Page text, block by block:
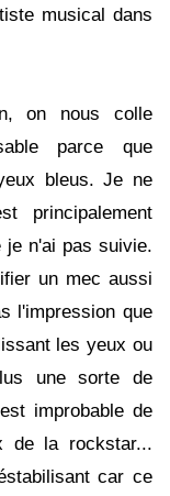
musical dans
on nous colle
parce que
bleus. Je ne
principalement
je n'ai pas suivie.
un mec aussi
l'impression que
les yeux ou
une sorte de
improbable de
de la rockstar...
car ce